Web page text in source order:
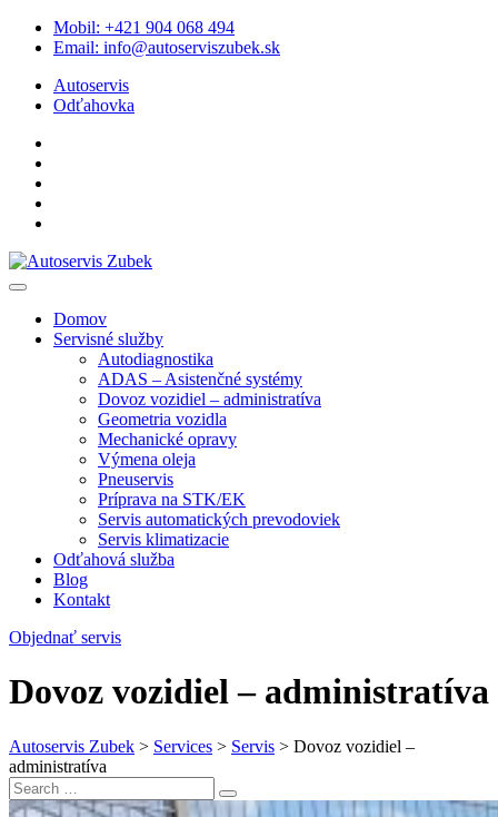
Skip
Mobil: +421 904 068 494
Email: info@autoserviszubek.sk
Autoservis
Odťahovka
Domov
Servisné služby
Autodiagnostika
ADAS – Asistenčné systémy
Dovoz vozidiel – administratíva
Geometria vozidla
Mechanické opravy
Výmena oleja
Pneuservis
Príprava na STK/EK
Servis automatických prevodoviek
Servis klimatizacie
Odťahová služba
Blog
Kontakt
Objednať servis
Dovoz vozidiel – administratíva
Autoservis Zubek > Services > Servis > Dovoz vozidiel –
administratíva
Search
for:
Search